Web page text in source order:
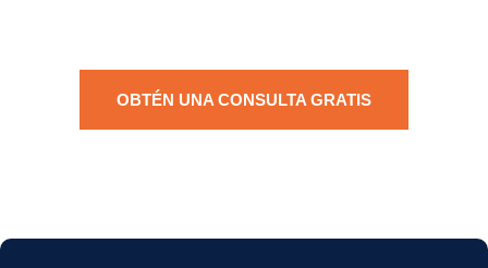
OBTÉN UNA CONSULTA GRATIS